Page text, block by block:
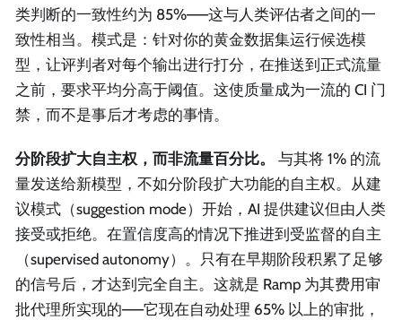
类判断的一致性约为 85%——这与人类评估者之间的一
致性相当。模式是：针对你的黄金数据集运行候选模
型，让评判者对每个输出进行打分，在推送到正式流量
之前，要求平均分高于阈值。这使质量成为一流的 CI 门
禁，而不是事后才考虑的事情。
分阶段扩大自主权，而非流量百分比。
与其将 1% 的流
量发送给新模型，不如分阶段扩大功能的自主权。从建
议模式（suggestion mode）开始，AI 提供建议但由人类
接受或拒绝。在置信度高的情况下推进到受监督的自主
（supervised autonomy）。只有在早期阶段积累了足够
的信号后，才达到完全自主。这就是 Ramp 为其费用审
批代理所实现的——它现在自动处理 65% 以上的审批，